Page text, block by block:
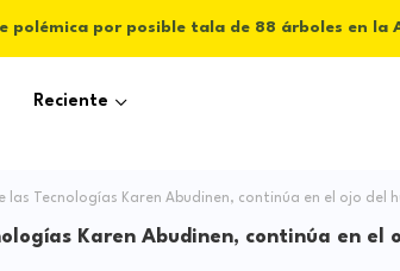
polémica por posible tala de 88 árboles en la
Reciente
las Tecnologías Karen Abudinen, continúa en el ojo del
Karen Abudinen, continúa en el